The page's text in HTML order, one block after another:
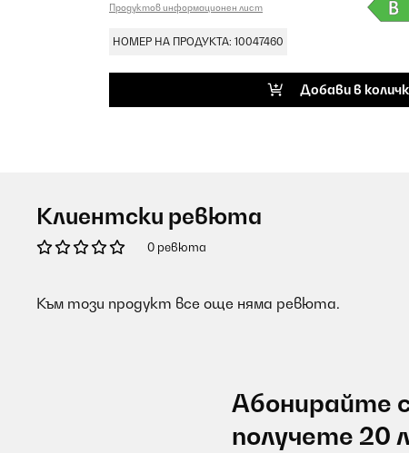
Продуктов информационен лист
НОМЕР НА ПРОДУКТА: 10047460
Добави в
Клиентски ревюта
0 ревюта
Към този продукт все още няма ревюта.
Абонирайте
получете 20